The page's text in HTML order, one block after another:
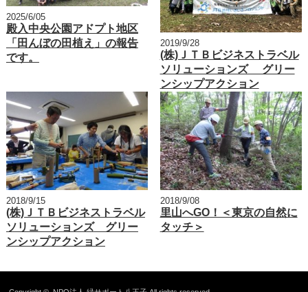
2025/6/05
殿入中央公園アドプト地区
「田んぼの田植え」の報告
です。
2019/9/28
(株)ＪＴＢビジネストラベル
ソリューションズ グリー
ンシップアクション
2018/9/15
(株)ＪＴＢビジネストラベル
ソリューションズ グリー
ンシップアクション
2018/9/08
里山へGO！＜東京の自然に
タッチ＞